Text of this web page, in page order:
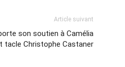
Article suivant
son soutien à Camélia
tacle Christophe Castaner